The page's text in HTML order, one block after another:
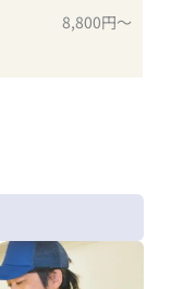
8,800円～